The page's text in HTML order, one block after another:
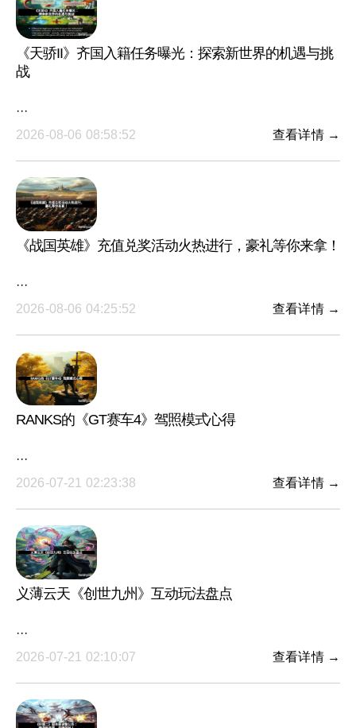
《天骄II》齐国入籍任务曝光：探索新世界的机遇与挑
战
···
2026-08-06 08:58:52
查看详情 →
《战国英雄》充值兑奖活动火热进行，豪礼等你来拿！
···
2026-08-06 04:25:52
查看详情 →
RANKS的《GT赛车4》驾照模式心得
···
2026-07-21 02:23:38
查看详情 →
义薄云天《创世九州》互动玩法盘点
···
2026-07-21 02:10:07
查看详情 →